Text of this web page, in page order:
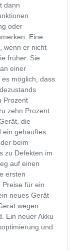
dann
oder
Eine
wenn er nicht
früher. Sie
einer
möglich, dass
Prozent
zehn Prozent
die
ein gehäuftes
beim
zu Defekten im
auf einen
ersten
für ein
neues Gerät
wegen
Ein neuer Akku
und